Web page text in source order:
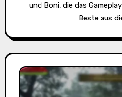
und Boni, die das
Beste aus